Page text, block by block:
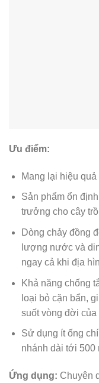
Ưu điểm:
Mang lại hiệu
Sản phẩm ổn
trưởng cho cây
Dòng chảy đồng
lượng nước và
ngay cả khi địa
Khả năng chống
loại bỏ cặn bẩn,
suốt vòng đời của
Sử dụng ít ống
nhánh dài tới 500
Ứng dụng: Chuyên